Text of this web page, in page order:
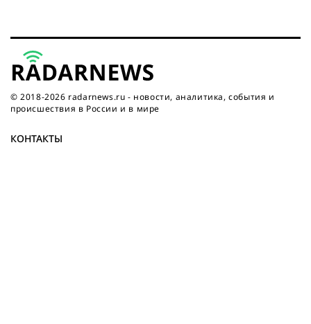
© 2018-2026 radarnews.ru - новости, аналитика, события и
происшествия в России и в мире
КОНТАКТЫ